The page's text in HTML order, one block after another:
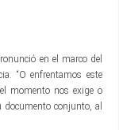
en el marco del
“O enfrentamos este
momento nos exige o
documento conjunto, al